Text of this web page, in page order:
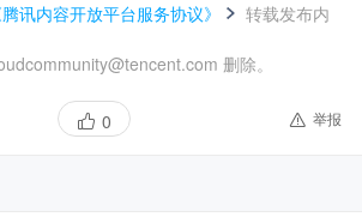
腾讯内容开放平台服务协议》
转载发布内
删除。
0 举报